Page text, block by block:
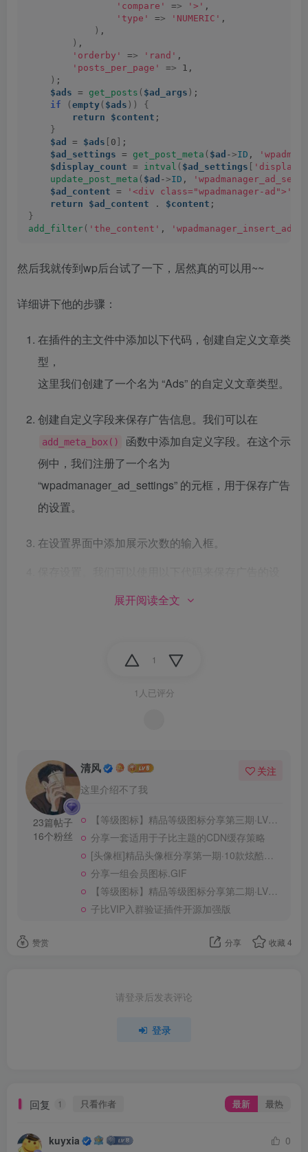
'compare'
=> '>' ,
'type'
=> 'NUMERIC' ,
) ,
) ,
'orderby'
=> 'rand' ,
'posts_per_page'
=> 1,
) ;
$ads = get_posts ( $ad_args ) ;
if
( empty ( $ads ))
{
return
$content ;
}
$ad
= $ads 0
;
$ad_settings = get_post_meta ( $ad ->ID ,
$display_count = intval ( $ad_settings
update_post_meta ( $ad ->ID ,
$ad_content = '<div class="wpadmanager-ad">'
return
$ad_content . $content ;
}
add_filter ( 'the_content' , 'wpadmanager_insert_ad'
然后我就传到wp后台试了一下，居然真的可以用~~
详细讲下他的步骤：
在插件的主文件中添加以下代码，创建自定义文章类
型，
这里我们创建了一个名为 “Ads” 的自定义文章类型。
创建自定义字段来保存广告信息。我们可以在
add_meta_box()
函数中添加自定义字段。在这个示
例中，我们注册了一个名为
“wpadmanager_ad_settings” 的元框，用于保存广告
的设置。
在设置界面中添加展示次数的输入框。
置，这个函数将在广告信息保存时自动调用，保存广
广告的展示次数。
在前端文章页面中插入广告，可以使用以下代码
这段代码应该放在文章内容的输出位置，例如可以放
在 the_content()
函数之后，或者放在文章的某个
固定位置。
最后，根据您的需求修改和调整插件代码。例如，您
可以添加自定义样式或修改广告展示的逻辑。
需要注意的是，在代码中我们使用了
函数来获取广告图片。这
个函数默认获取 WordPress 中的 “特色图片”，因此你需
展开阅读全文
1
1人已评分
23篇帖子
16个粉丝
清风
这里介绍不了我
关注
【等级图标】精品等级图标分享第三期·LV1-LV9等级图标
分享一套适用于子比主题的CDN缓存策略
[头像框]精品头像框分享第一期·10款炫酷的GIF动态头像框
分享一组会员图标.GIF
【等级图标】精品等级图标分享第二期·LV1-LV6等级图标
子比VIP入群验证插件开源加强版
赞赏 分享 收藏 4
请登录后发表评论
登录
回复 1 只看作者 最新 最热
kuyxia 0